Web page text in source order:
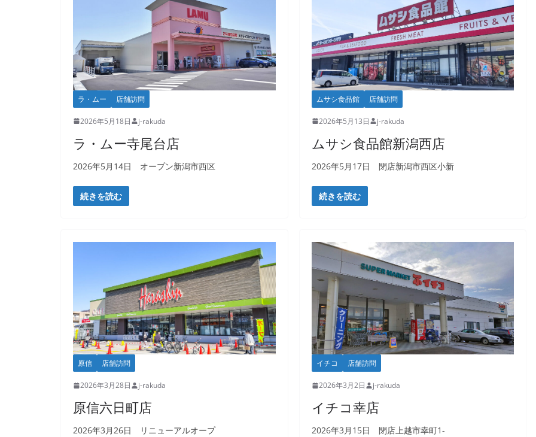
ラ・ムー 店舗訪問
2026年5月18日 j-rakuda
ラ・ムー寺尾台店
2026年5月14日 オープン新潟市西区
続きを読む
ムサシ食品館 店舗訪問
2026年5月13日 j-rakuda
ムサシ食品館新潟西店
2026年5月17日 閉店新潟市西区小新
続きを読む
原信 店舗訪問
2026年3月28日 j-rakuda
原信六日町店
2026年3月26日 リニューアルオープ
イチコ 店舗訪問
2026年3月2日 j-rakuda
イチコ幸店
2026年3月15日 閉店上越市幸町1-